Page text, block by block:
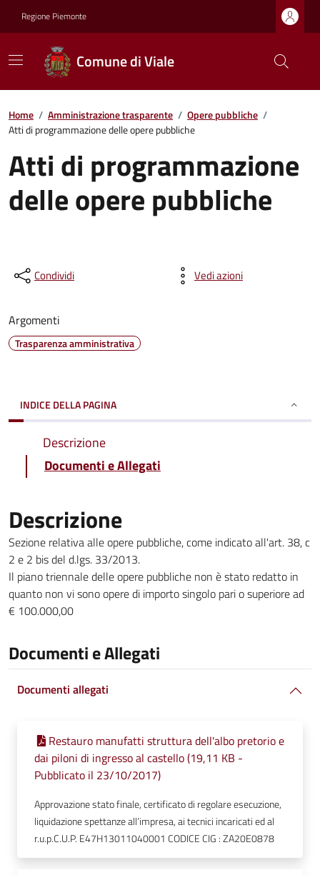
Regione Piemonte
Comune di Viale
Home / Amministrazione trasparente / Opere pubbliche /
Atti di programmazione delle opere pubbliche
Atti di programmazione
delle opere pubbliche
Condividi Vedi azioni
Argomenti
Trasparenza amministrativa
INDICE DELLA PAGINA
Descrizione
Documenti e Allegati
Descrizione
Sezione relativa alle opere pubbliche, come indicato all'art. 38, c
2 e 2 bis del d.lgs. 33/2013.
Il piano triennale delle opere pubbliche non è stato redatto in
quanto non vi sono opere di importo singolo pari o superiore ad
€ 100.000,00
Documenti e Allegati
Documenti allegati
Restauro manufatti struttura dell'albo pretorio e
dai piloni di ingresso al castello (19,11 KB -
Pubblicato il 23/10/2017)
Approvazione stato finale, certificato di regolare esecuzione,
liquidazione spettanze all’impresa, ai tecnici incaricati ed al
r.u.p.C.U.P. E47H13011040001 CODICE CIG : ZA20E0878